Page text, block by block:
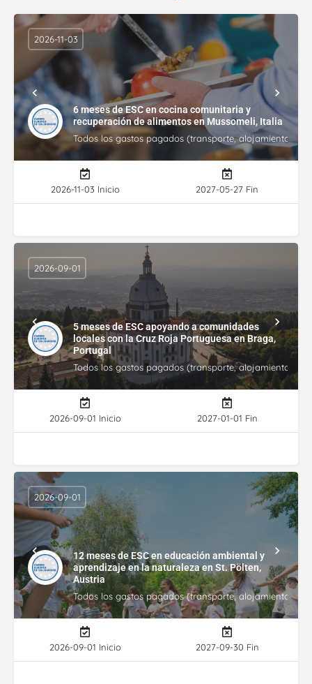
6 meses de ESC en cocina comunitaria y
recuperación de alimentos en Mussomeli, Italia
Todos los gastos pagados (transporte, alojamiento,
2026-11-03
2026-11-03 Inicio 2027-05-27 Fin
5 meses de ESC apoyando a comunidades
locales con la Cruz Roja Portuguesa en Braga,
Portugal
Todos los gastos pagados (transporte, alojamiento,
2026-09-01
2026-09-01 Inicio 2027-01-01 Fin
12 meses de ESC en educación ambiental y
aprendizaje en la naturaleza en St. Pölten,
Austria
Todos los gastos pagados (transporte, alojamiento,
2026-09-01
2026-09-01 Inicio 2027-09-30 Fin